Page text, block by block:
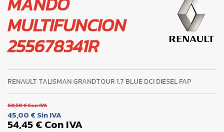
MULTIFUNCION
255678341R
RENAULT TALISMAN GRANDTOUR 1.7 BLUE DCI DIESEL FAP
60,50 €Con IVA
45,00 € Sin IVA
54,45 €Con IVA